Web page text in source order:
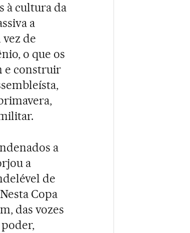
à cultura da
a
de
o que os
e construir
a
a
de
Copa
das vozes